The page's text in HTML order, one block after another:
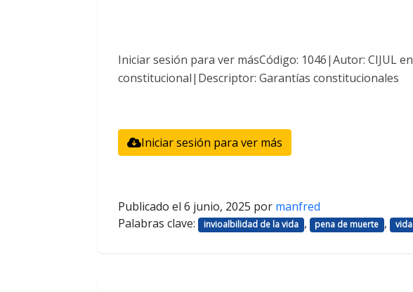
Iniciar sesión para ver másCódigo: 1046|Autor: CIJUL
constitucional|Descriptor: Garantías constitucionales
Iniciar sesión para ver más
Publicado el 6 junio, 2025 por manfred
Palabras clave:
invioalbilidad de la vida , pena de muerte , vida